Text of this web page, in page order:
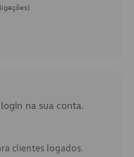
na sua conta.
clientes logados.